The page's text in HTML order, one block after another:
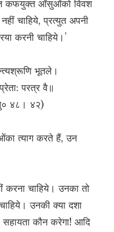
कफयुक्त आँसुओंको विवश
चाहिये, प्रत्युत अपनी
करनी चाहिये।’
भूतले।
परत्र वै॥
४८। ४२)
त्याग करते हैं, उन
करना चाहिये। उनका तो
उनकी क्या दशा
कौन करेगा! आदि